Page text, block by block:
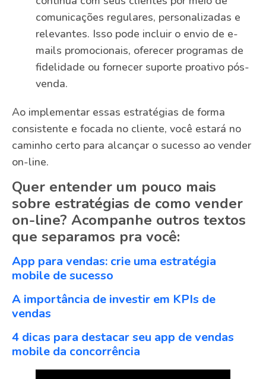
comunicações regulares, personalizadas e
relevantes. Isso pode incluir o envio de e-
mails promocionais, oferecer programas de
fidelidade ou fornecer suporte proativo pós-
venda.
Ao implementar essas estratégias de forma
consistente e focada no cliente, você estará no
caminho certo para alcançar o sucesso ao vender
on-line.
Quer entender um pouco mais
sobre estratégias de como vender
on-line? Acompanhe outros textos
que separamos pra você:
App para vendas: crie uma estratégia
mobile de sucesso
A importância de investir em KPIs de
vendas
4 dicas para destacar seu app de vendas
mobile da concorrência